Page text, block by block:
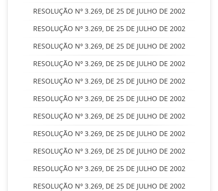
RESOLUÇÃO Nº 3.269, DE 25 DE JULHO DE 2002
RESOLUÇÃO Nº 3.269, DE 25 DE JULHO DE 2002
RESOLUÇÃO Nº 3.269, DE 25 DE JULHO DE 2002
RESOLUÇÃO Nº 3.269, DE 25 DE JULHO DE 2002
RESOLUÇÃO Nº 3.269, DE 25 DE JULHO DE 2002
RESOLUÇÃO Nº 3.269, DE 25 DE JULHO DE 2002
RESOLUÇÃO Nº 3.269, DE 25 DE JULHO DE 2002
RESOLUÇÃO Nº 3.269, DE 25 DE JULHO DE 2002
RESOLUÇÃO Nº 3.269, DE 25 DE JULHO DE 2002
RESOLUÇÃO Nº 3.269, DE 25 DE JULHO DE 2002
RESOLUÇÃO Nº 3.269, DE 25 DE JULHO DE 2002